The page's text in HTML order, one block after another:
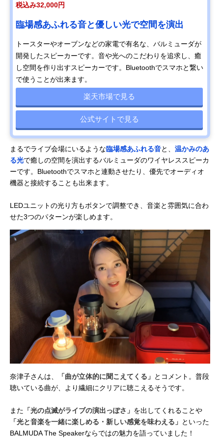
税込み32,000円
臨場感あふれる音と優しい光で空間を演出
トースターやオーブンなどの家電で有名な、バルミューダが
開発したスピーカーです。音や光へのこだわりを追求し、癒
し空間を作り出すスピーカーです。Bluetoothでスマホと繋い
で使うことが出来ます。
楽天市場で見る
公式サイトで見る
まるでライブ会場にいるような臨場感あふれる音と、 温かみのあ
る光で癒しの空間を演出するバルミューダのワイヤレススピーカ
ーです。Bluetoothでスマホと連動させたり、優先でオーディオ
機器と接続することも出来ます。
LEDユニットの光り方もボタンで調整でき、音楽と雰囲気に合わ
せた3つのパターンが楽しめます。
奈津子さんは、 「曲が立体的に聞こえてくる」 とコメント。普段
聴いている曲が、より繊細にクリアに聴こえるそうです。
また 「光の点滅がライブの演出っぽさ」 を出してくれることや
「光と音楽を一緒に楽しめる・新しい感覚を味わえる」 といった
BALMUDA The Speakerならではの魅力を語っていました！